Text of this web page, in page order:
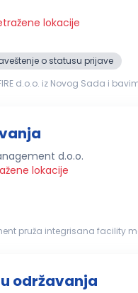
lokacije
o statusu prijave
d.o.o. iz Novog Sada i
d.o.o.
lokacije
pruža integrisana facility
održavanja